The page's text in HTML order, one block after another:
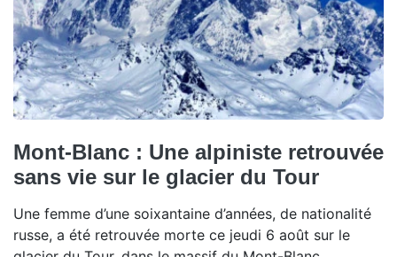
Mont-Blanc : Une alpiniste retrouvée
sans vie sur le glacier du Tour
Une femme d’une soixantaine d’années, de nationalité
russe, a été retrouvée morte ce jeudi 6 août sur le